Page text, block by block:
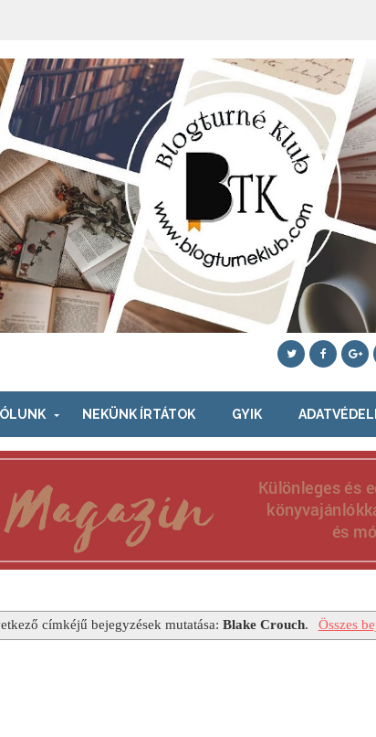
NEKÜNK ÍRTÁTOK GYIK
címkéjű bejegyzések mutatása:Blake Crouch. Összes